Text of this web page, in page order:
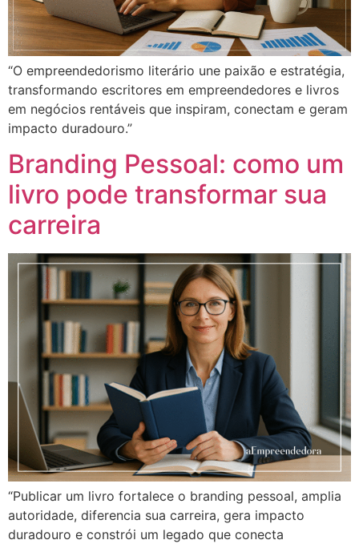
“O empreendedorismo literário une paixão e estratégia,
transformando escritores em empreendedores e livros
em negócios rentáveis que inspiram, conectam e geram
impacto duradouro.”
Branding Pessoal: como um
livro pode transformar sua
carreira
“Publicar um livro fortalece o branding pessoal, amplia
autoridade, diferencia sua carreira, gera impacto
duradouro e constrói um legado que conecta